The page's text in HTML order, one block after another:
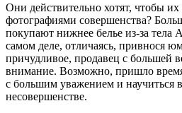
Они действительно хотят, чтобы
фотографиями совершенства?
покупают нижнее белье из-за тела
самом деле, отличаясь, привнося
причудливое, продавец с большей
внимание. Возможно, пришло
с большим уважением и научиться
несовершенстве.